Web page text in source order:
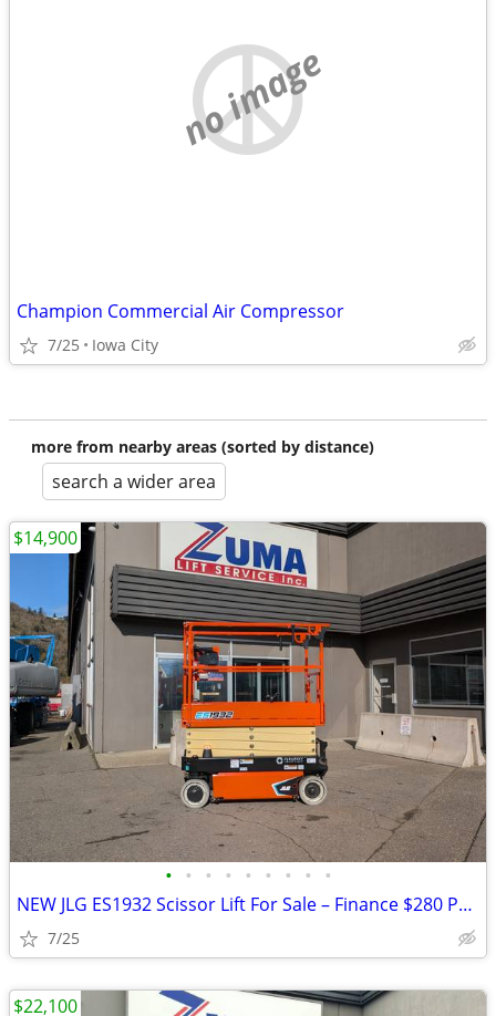
no image
Champion Commercial Air Compressor
7/25 Iowa City
more from nearby areas (sorted by distance)
search a wider area
• • • • • • • • •
NEW JLG ES1932 Scissor Lift For Sale – Finance $280 Per Mo*
7/25
$14,900
$22,100